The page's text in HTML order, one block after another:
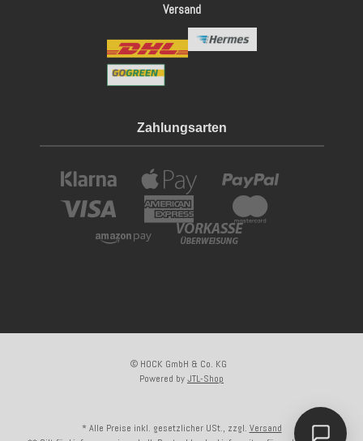
Versand
Zahlungsarten
© HOCK GmbH & Co. KG
Powered byJTL-Shop
* Alle Preise inkl. gesetzlicher USt., zzgl. Versand
Kundenliebling